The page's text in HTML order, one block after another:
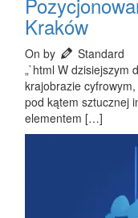
Kraków
On by
Standard
„`html W dzisiejszym
krajobrazie
pod kątem sztucznej
elementem […]